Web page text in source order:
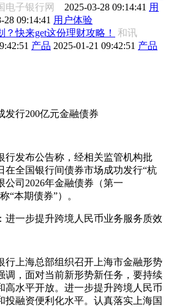
电子银行网 2025-03-28 09:14:41 用
28 09:14:41 用户体验
快来get这份理财攻略！
和讯
产品 2025-01-21 09:42:51 产品
发行200亿元金融债券
行发布公告称，经相关监管机构批
在全国银行间债券市场成功发行“杭
公司2026年金融债券（第一
“本期债券”）。
进一步提升跨境人民币业务服务质效
行上海总部组织召开上海市金融形势
调，面对当前新形势新任务，要持续
高水平开放。进一步提升跨境人民币
投融资便利化水平。认真落实上海国